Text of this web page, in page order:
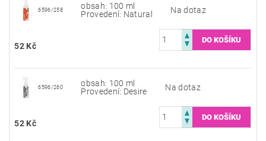
6596/258
obsah: 100 ml
Provedení: Natural
Na dotaz
52 Kč
6596/260
obsah: 100 ml
Provedení: Desire
Na dotaz
52 Kč